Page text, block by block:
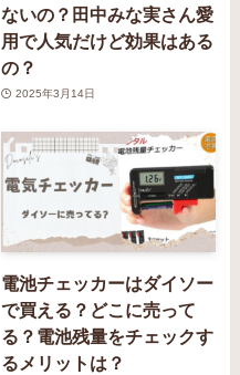
ないの？田中みな実さん愛
用で人気だけど効果はある
の？
2025年3月14日
電池チェッカーはダイソー
で買える？どこに売って
る？電池残量をチェックす
るメリットは？